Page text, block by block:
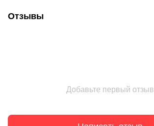
Отзывы
Добавьте первый отзыв